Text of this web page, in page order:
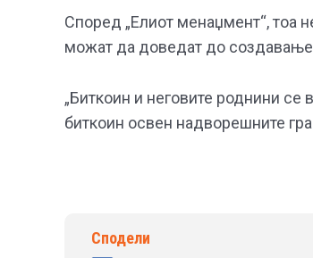
Според „Елиот менаџмент“, тоа
можат да доведат до создавање
„Биткоин и неговите роднини
биткоин освен надворешните
Сподели